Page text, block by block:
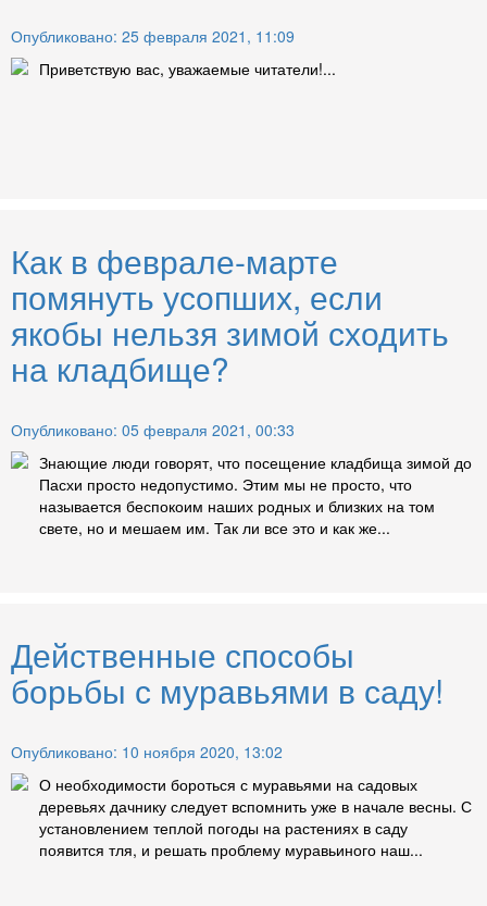
Опубликовано: 25 февраля 2021, 11:09
Приветствую вас, уважаемые читатели!...
Как в феврале-марте
помянуть усопших, если
якобы нельзя зимой сходить
на кладбище?
Опубликовано: 05 февраля 2021, 00:33
Знающие люди говорят, что посещение кладбища зимой до
Пасхи просто недопустимо. Этим мы не просто, что
называется беспокоим наших родных и близких на том
свете, но и мешаем им. Так ли все это и как же...
Действенные способы
борьбы с муравьями в саду!
Опубликовано: 10 ноября 2020, 13:02
О необходимости бороться с муравьями на садовых
деревьях дачнику следует вспомнить уже в начале весны. С
установлением теплой погоды на растениях в саду
появится тля, и решать проблему муравьиного наш...